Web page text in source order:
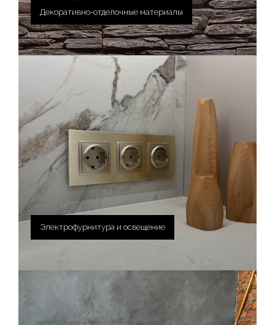
Декоративно-отделочные материалы
Электрофурнитура и освещение